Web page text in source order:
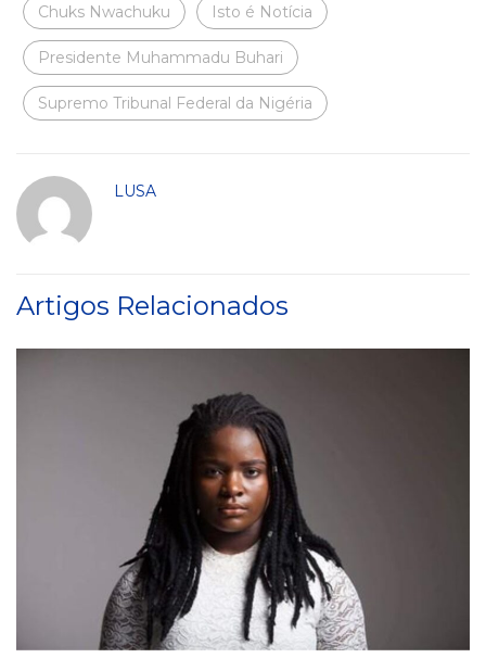
Chuks Nwachuku Isto é Notícia
Presidente Muhammadu Buhari
Supremo Tribunal Federal da Nigéria
LUSA
Artigos Relacionados